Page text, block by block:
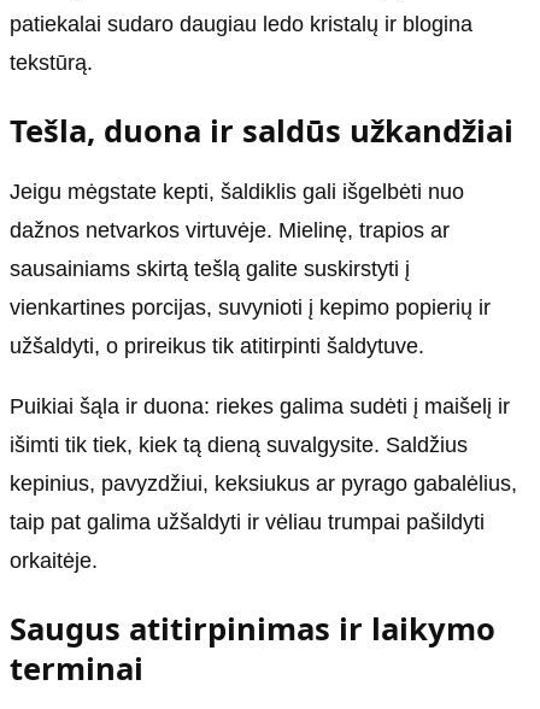
patiekalai sudaro daugiau ledo kristalų ir blogina
tekstūrą.
Tešla, duona ir saldūs užkandžiai
Jeigu mėgstate kepti, šaldiklis gali išgelbėti nuo
dažnos netvarkos virtuvėje. Mielinę, trapios ar
sausainiams skirtą tešlą galite suskirstyti į
vienkartines porcijas, suvynioti į kepimo popierių ir
užšaldyti, o prireikus tik atitirpinti šaldytuve.
Puikiai šąla ir duona: riekes galima sudėti į maišelį ir
išimti tik tiek, kiek tą dieną suvalgysite. Saldžius
kepinius, pavyzdžiui, keksiukus ar pyrago gabalėlius,
taip pat galima užšaldyti ir vėliau trumpai pašildyti
orkaitėje.
Saugus atitirpinimas ir laikymo
terminai